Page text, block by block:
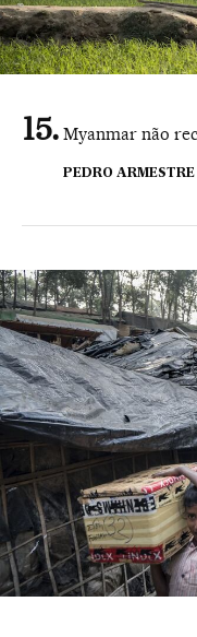
Myanmar não
PEDRO